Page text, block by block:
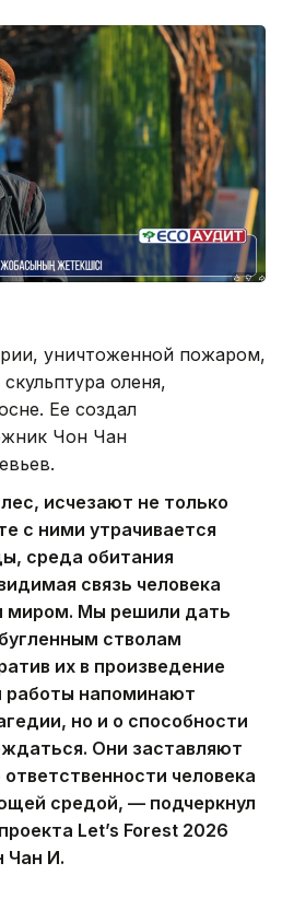
уничтоженной пожаром,
оленя,
Ее создал
Чон Чан
исчезают не только
с ними утрачивается
среда обитания
связь человека
Мы решили дать
стволам
их в произведение
работы напоминают
но и о способности
Они заставляют
человека
средой, — подчеркнул
Let’s Forest 2026
Чан И.